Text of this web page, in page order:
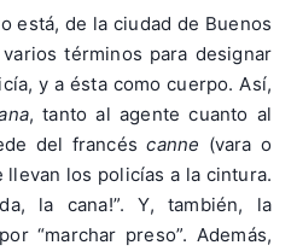
está, de la ciudad de Buenos
términos para designar
y a ésta como cuerpo. Así,
, tanto al agente cuanto al
del francéscanne (vara o
llevan los policías a la cintura.
la cana!”. Y, también, la
“marchar preso”. Además,